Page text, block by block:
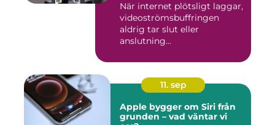
När internet plötsligt laggar,
videoströmsbuffringen
aldrig tar slut eller
anslutning...
11. sep
Apple bygger om Siri från
grunden – vad väntar vi